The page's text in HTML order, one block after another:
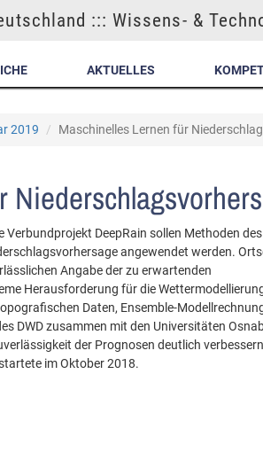
::: Wissens- &
AKTUELLES
2019 Maschinelles Lernen für
DeepRain sollen Methoden des
angewendet werden.
Angabe der zu erwartenden
Herausforderung für die
Daten, Ensemble-
DWD zusammen mit den Universitäten
der Prognosen deutlich
im Oktober 2018.